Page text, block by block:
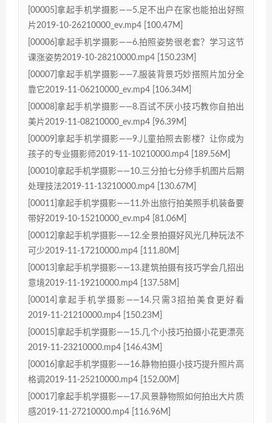
[00005]拿起手机学摄影——5.足不出户在家也能拍出好照
片2019-10-26210000_ev.mp4 [100.47M]
[00006]拿起手机学摄影——6.拍照姿势很老套？学习这节
课涨姿势2019-10-28210000.mp4 [150.23M]
[00007]拿起手机学摄影——7.服装背景巧妙搭照片加分全
靠它2019-11-06210000_ev.mp4 [106.34M]
[00008]拿起手机学摄影——8.百试不厌小技巧教你自拍出
美片2019-11-08210000_ev.mp4 [96.39M]
[00009]拿起手机学摄影——9.儿童拍照去影楼？让你成为
孩子的专业摄影师2019-11-10210000.mp4 [189.56M]
[00010]拿起手机学摄影——10.三分拍七分修手机图片后期
处理技法2019-11-13210000.mp4 [130.67M]
[00011]拿起手机学摄影——11.外出旅行拍美照手机装备要
带好2019-10-15210000_ev.mp4 [81.06M]
[00012]拿起手机学摄影——12.全景拍摄好风光几种玩法不
可少2019-11-17210000.mp4 [111.80M]
[00013]拿起手机学摄影——13.建筑拍摄有技巧学会几招出
意境2019-11-19210000.mp4 [137.58M]
[00014]拿起手机学摄影——14.只需3招拍美食更好看
2019-11-21210000.mp4 [150.23M]
[00015]拿起手机学摄影——15.几个小技巧拍摄小花更漂亮
2019-11-23210000.mp4 [146.43M]
[00016]拿起手机学摄影——16.静物拍摄小技巧提升照片高
格调2019-11-25210000.mp4 [152.00M]
[00017]拿起手机学摄影——17.风景静物照如何拍出大片质
感2019-11-27210000.mp4 [116.96M]